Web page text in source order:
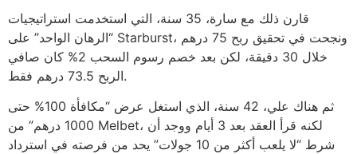
قارن ذلك مع سارة، 35 سنة، التي استخدمت استراتيجيات
“الرهان الواحد” على Starburst، ونجحت في تحقيق ربح 75 درهم
خلال 30 دقيقة، لكن بعد خصم رسوم السحب 2% كان صافي
الربح 73.5 درهم فقط.
ثم هناك علي، 42 سنة، الذي استغل عرض “مكافأة 100% حتى
1000 درهم” من Melbet، لكنه قرأ العقد بعد 3 أيام ووجد أن
شرط “لا يلعب أكثر من 10 جولات” يحد من فرصته في استرداد